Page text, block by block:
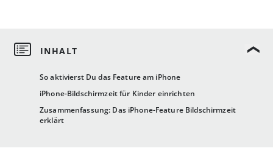
So aktivierst Du das Feature am iPhone
iPhone-Bildschirmzeit für Kinder einrichten
Zusammenfassung: Das iPhone-Feature Bildschirmzeit
erklärt